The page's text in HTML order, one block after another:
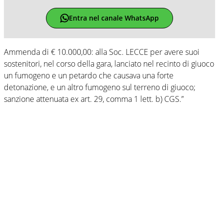
Entra nel canale WhatsApp
Ammenda di € 10.000,00: alla Soc. LECCE per avere suoi
sostenitori, nel corso della gara, lanciato nel recinto di giuoco
un fumogeno e un petardo che causava una forte
detonazione, e un altro fumogeno sul terreno di giuoco;
sanzione attenuata ex art. 29, comma 1 lett. b) CGS.”